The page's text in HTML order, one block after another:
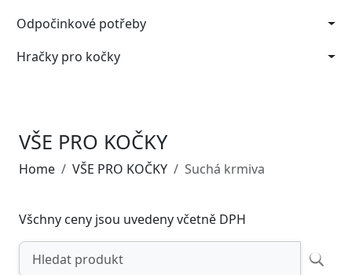
Odpočinkové potřeby
Hračky pro kočky
VŠE PRO KOČKY
Home VŠE PRO KOČKY Suchá krmiva
Všchny ceny jsou uvedeny včetně DPH